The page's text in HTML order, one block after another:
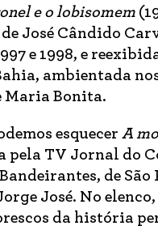
e o lobisomem
José Cândido
e 1998, e
ambientada
Maria Bonita.
esquecer A
TV Jornal do
de São
José. No
da história